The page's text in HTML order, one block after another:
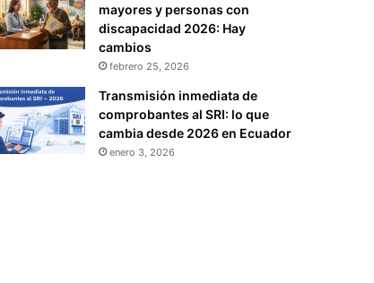
mayores y personas con
discapacidad 2026: Hay
cambios
febrero 25, 2026
Transmisión inmediata de
comprobantes al SRI: lo que
cambia desde 2026 en Ecuador
enero 3, 2026